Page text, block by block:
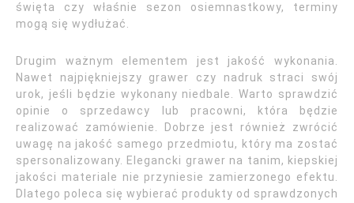
święta czy właśnie sezon osiemnastkowy, terminy
mogą się wydłużać.
Drugim ważnym elementem jest jakość wykonania.
Nawet najpiękniejszy grawer czy nadruk straci swój
urok, jeśli będzie wykonany niedbale. Warto sprawdzić
opinie o sprzedawcy lub pracowni, która będzie
realizować zamówienie. Dobrze jest również zwrócić
uwagę na jakość samego przedmiotu, który ma zostać
spersonalizowany. Elegancki grawer na tanim, kiepskiej
jakości materiale nie przyniesie zamierzonego efektu.
Dlatego poleca się wybierać produkty od sprawdzonych